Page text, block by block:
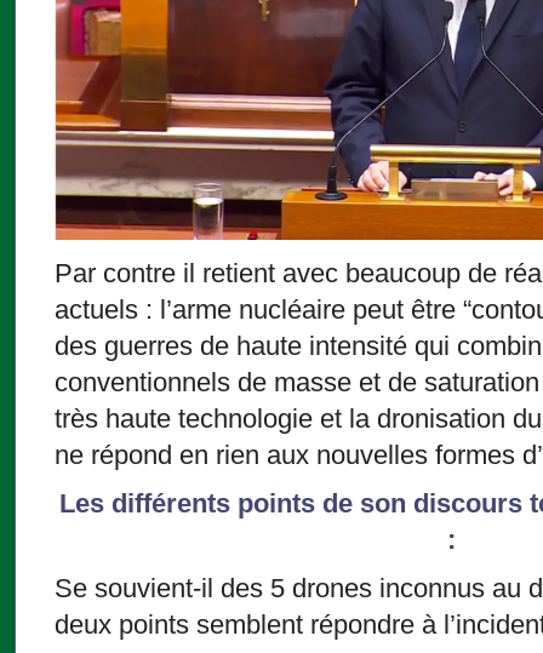
Par contre il retient avec beaucoup de
actuels : l’arme nucléaire peut être
des guerres de haute intensité qui
conventionnels de masse et de
très haute technologie et la dronisation
ne répond en rien aux nouvelles formes
Les différents points de son discours
:
Se souvient-il des 5 drones inconnus au
deux points semblent répondre à